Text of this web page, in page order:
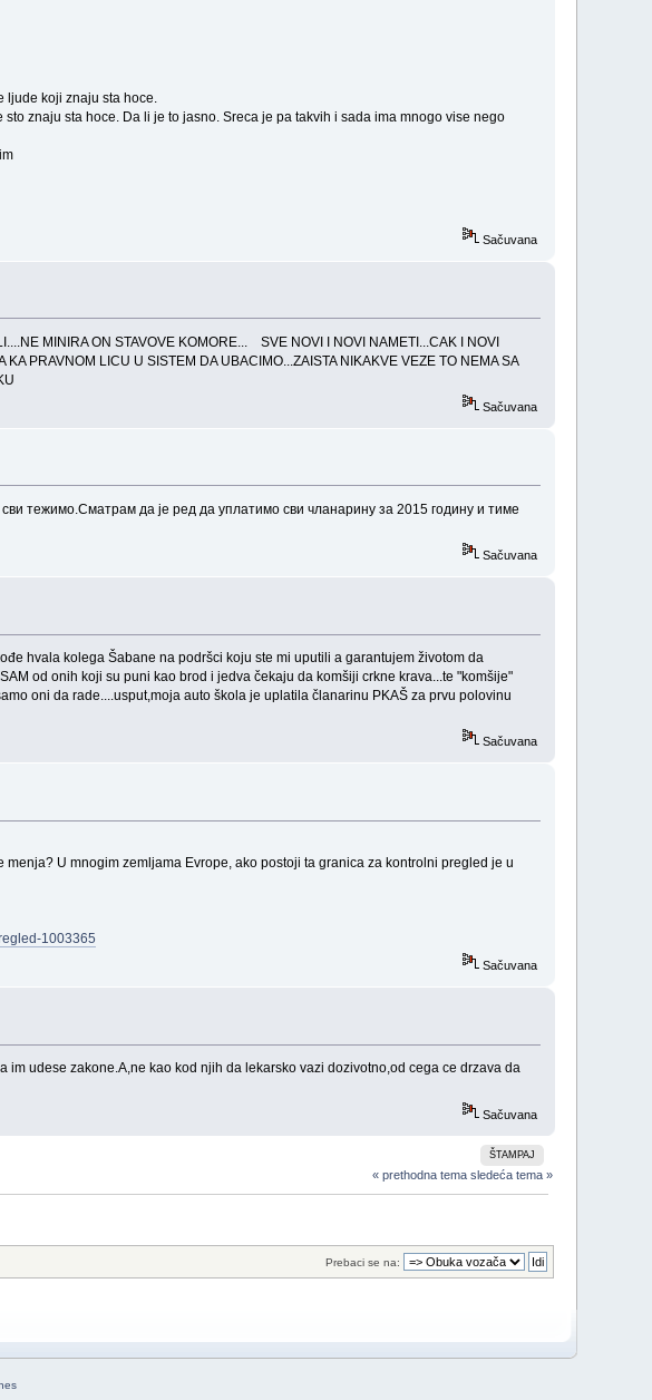
ljude koji znaju sta hoce.
znaju sta hoce. Da li je to jasno. Sreca je pa takvih i sada ima mnogo vise nego
Sačuvana
MINIRA ON STAVOVE KOMORE... SVE NOVI I NOVI NAMETI...CAK I NOVI
PRAVNOM LICU U SISTEM DA UBACIMO...ZAISTA NIKAKVE VEZE TO NEMA SA
Sačuvana
тежимо.Сматрам да је ред да уплатимо сви чланарину за 2015 годину и тиме
Sačuvana
hvala kolega Šabane na podršci koju ste mi uputili a garantujem životom da
od onih koji su puni kao brod i jedva čekaju da komšiji crkne krava...te "komšije"
oni da rade....usput,moja auto škola je uplatila članarinu PKAŠ za prvu polovinu
Sačuvana
U mnogim zemljama Evrope, ako postoji ta granica za kontrolni pregled je u
1003365
Sačuvana
udese zakone.A,ne kao kod njih da lekarsko vazi dozivotno,od cega ce drzava da
Sačuvana
ŠTAMPAJ
« prethodna tema sledeća tema »
Prebaci se na: